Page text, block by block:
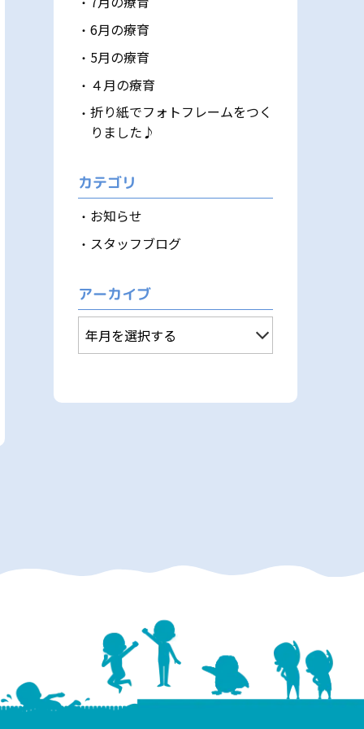
6月の療育
5月の療育
４月の療育
折り紙でフォトフレームをつく
りました♪
カテゴリ
お知らせ
スタッフブログ
アーカイブ